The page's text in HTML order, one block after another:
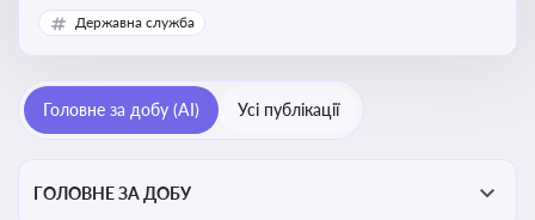
установ та підприємств
Державна служба
Головне за добу (AI) Усі публікації
ГОЛОВНЕ ЗА ДОБУ